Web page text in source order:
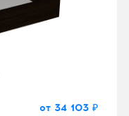
от 34 103 ₽